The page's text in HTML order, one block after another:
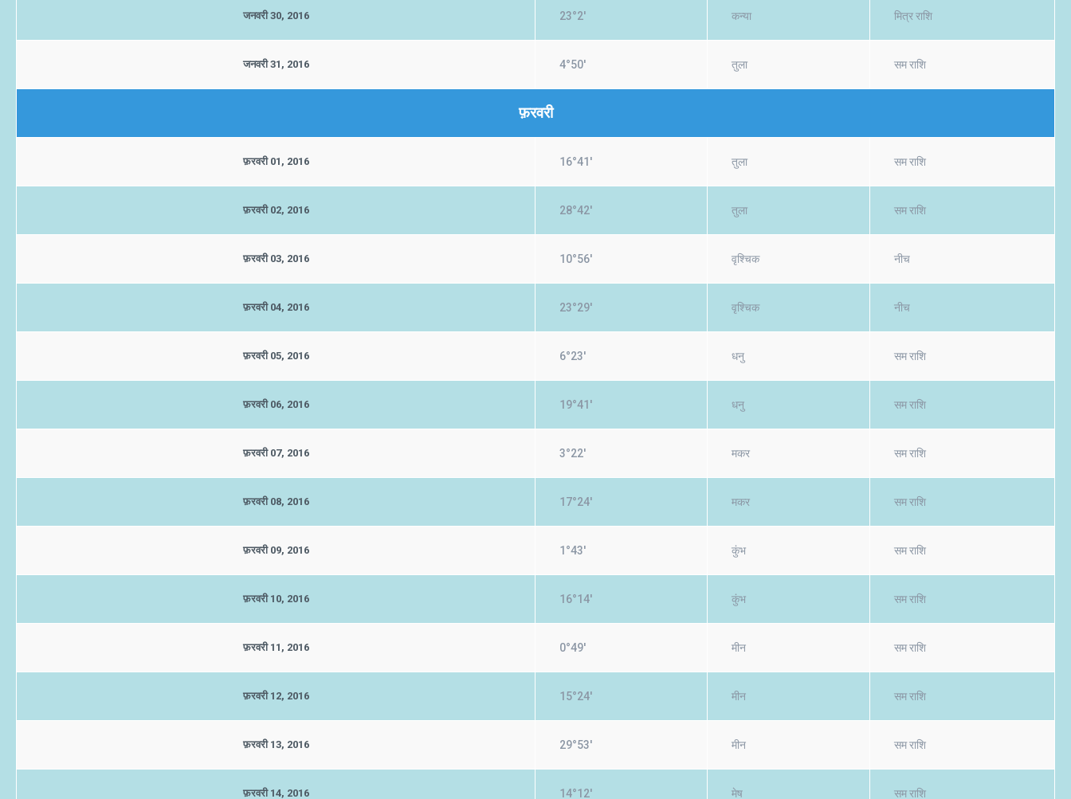
जनवरी 30, 2016 23°2' कन्या मित्र राशि
जनवरी 31, 2016 4°50' तुला सम राशि
फ़रवरी
फ़रवरी 01, 2016 16°41' तुला सम राशि
फ़रवरी 02, 2016 28°42' तुला सम राशि
फ़रवरी 03, 2016 10°56' वृश्चिक नीच
फ़रवरी 04, 2016 23°29' वृश्चिक नीच
फ़रवरी 05, 2016 6°23' धनु सम राशि
फ़रवरी 06, 2016 19°41' धनु सम राशि
फ़रवरी 07, 2016 3°22' मकर सम राशि
फ़रवरी 08, 2016 17°24' मकर सम राशि
फ़रवरी 09, 2016 1°43' कुंभ सम राशि
फ़रवरी 10, 2016 16°14' कुंभ सम राशि
फ़रवरी 11, 2016 0°49' मीन सम राशि
फ़रवरी 12, 2016 15°24' मीन सम राशि
फ़रवरी 13, 2016 29°53' मीन सम राशि
फ़रवरी 14, 2016 14°12' मेष सम राशि